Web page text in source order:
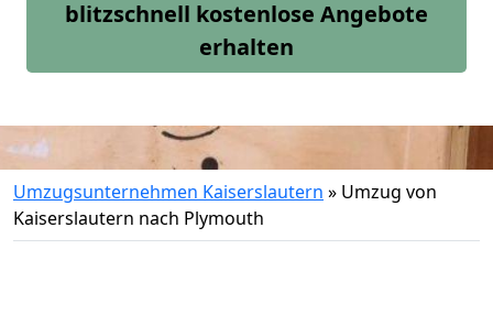
blitzschnell kostenlose Angebote
erhalten
Umzugsunternehmen Kaiserslautern » Umzug von
Kaiserslautern nach Plymouth